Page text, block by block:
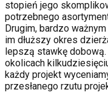
stopień jego
potrzebnego
Drugim, bardzo
im dłuższy okres
lepszą stawkę
okolicach
każdy projekt
przesłanego rzutu